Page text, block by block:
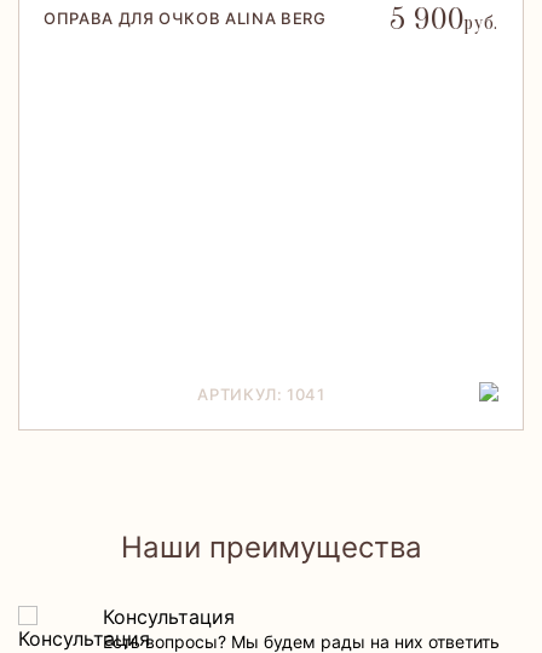
ОПРАВА ДЛЯ ОЧКОВ ALINA BERG 5 900руб.
АРТИКУЛ: 1041
Наши преимущества
Консультация
Есть вопросы? Мы будем рады на них ответить